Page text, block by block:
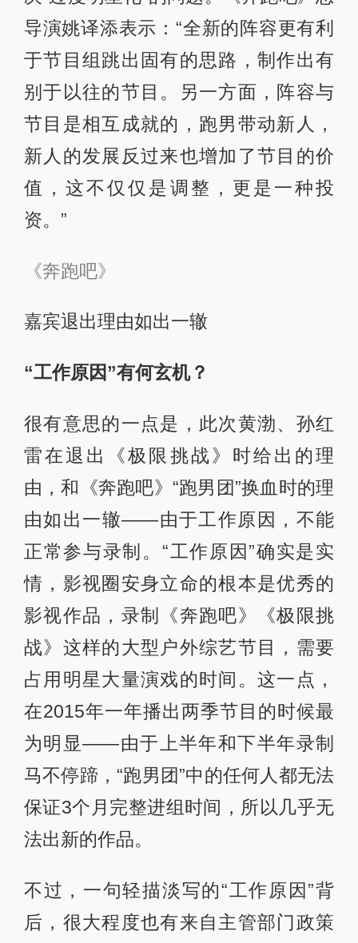
导演姚译添表示：“全新的阵容更有利
于节目组跳出固有的思路，制作出有
别于以往的节目。另一方面，阵容与
节目是相互成就的，跑男带动新人，
新人的发展反过来也增加了节目的价
值，这不仅仅是调整，更是一种投
资。”
《奔跑吧》
嘉宾退出理由如出一辙
“工作原因”有何玄机？
很有意思的一点是，此次黄渤、孙红
雷在退出《极限挑战》时给出的理
由，和《奔跑吧》“跑男团”换血时的理
由如出一辙——由于工作原因，不能
正常参与录制。“工作原因”确实是实
情，影视圈安身立命的根本是优秀的
影视作品，录制《奔跑吧》《极限挑
战》这样的大型户外综艺节目，需要
占用明星大量演戏的时间。这一点，
在2015年一年播出两季节目的时候最
为明显——由于上半年和下半年录制
马不停蹄，“跑男团”中的任何人都无法
保证3个月完整进组时间，所以几乎无
法出新的作品。
不过，一句轻描淡写的“工作原因”背
后，很大程度也有来自主管部门政策